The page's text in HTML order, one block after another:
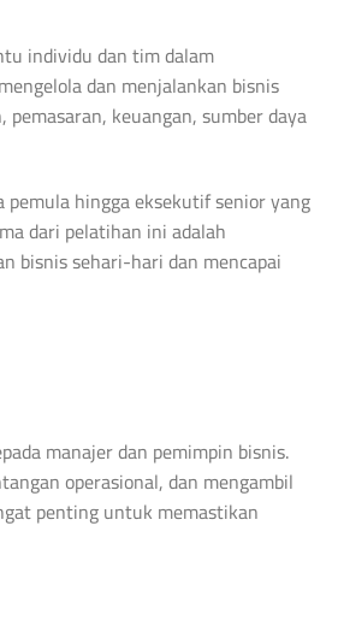
individu dan tim dalam
dan menjalankan bisnis
keuangan, sumber daya
hingga eksekutif senior yang
dari pelatihan ini adalah
bisnis sehari-hari dan mencapai
manajer dan pemimpin bisnis.
operasional, dan mengambil
penting untuk memastikan